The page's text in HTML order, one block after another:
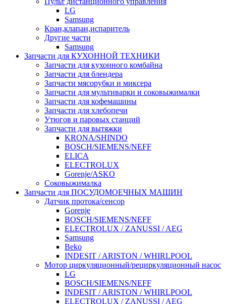
LG
Samsung
Кран,клапан,испаритель
Другие части
Samsung
Запчасти для КУХОННОЙ ТЕХНИКИ
Запчасти для кухонного комбайна
Запчасти для блендера
Запчасти мясорубки и миксера
Запчасти для мультиварки и соковыжималки
Запчасти для кофемашины
Запчасти для хлебопечи
Утюгов и паровых станций
Запчасти для вытяжки
KRONA/SHINDO
BOSCH/SIEMENS/NEFF
ELICA
ELECTROLUX
Gorenje/ASKO
Соковыжималка
Запчасти для ПОСУДОМОЕЧНЫХ МАШИН
Датчик протока/сенсор
Gorenje
BOSCH/SIEMENS/NEFF
ELECTROLUX / ZANUSSI / AEG
Samsung
Beko
INDESIT / ARISTON / WHIRLPOOL
Мотор циркуляционный/рециркуляционный насос
LG
BOSCH/SIEMENS/NEFF
INDESIT / ARISTON / WHIRLPOOL
ELECTROLUX / ZANUSSI / AEG